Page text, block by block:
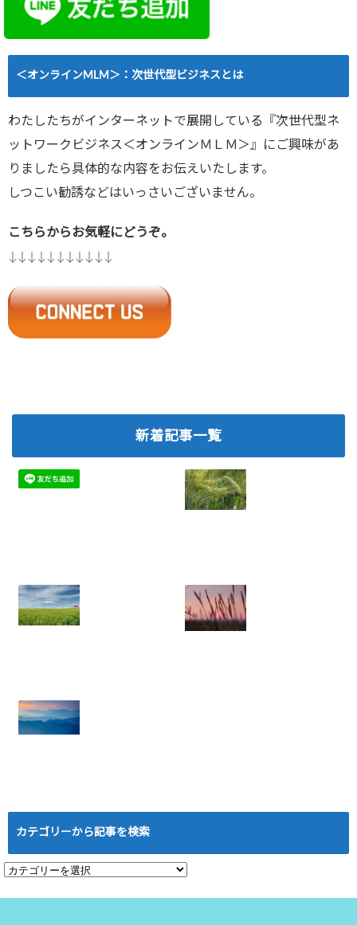
＜オンラインMLM＞：次世代型ビジネスとは
わたしたちがインターネットで展開している『次世代型ネ
ットワークビジネス＜オンラインＭＬＭ＞』にご興味があ
りましたら具体的な内容をお伝えいたします。
しつこい勧誘などはいっさいございません。
こちらからお気軽にどうぞ。
↓↓↓↓↓↓↓↓↓↓↓
新着記事一覧
ぐ！メンバー定着
のための実践ノウ
ハウ
と権利収入の可能
性
2025.07.21
トワークビジネス
成功の本当の道の
り
2025.07.16
カテゴリーから記事を検索
カ